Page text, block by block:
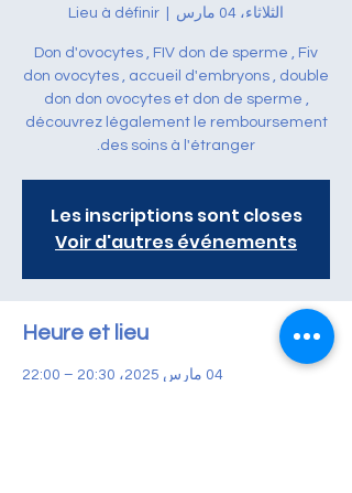
الثلاثاء، 04 مارس Lieu à définir
Don d'ovocytes , FIV don de sperme , Fiv
don ovocytes , accueil d'embryons , double
don don ovocytes et don de sperme ,
découvrez légalement le remboursement
des soins à l'étranger.
Les inscriptions sont closes
Voir d'autres événements
Heure et lieu
04 مارس 2025، 20:30 – 22:00